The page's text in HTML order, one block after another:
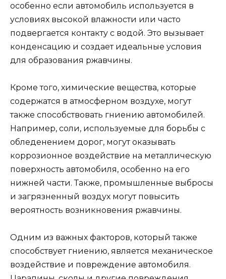
особенно если автомобиль используется в
условиях высокой влажности или часто
подвергается контакту с водой. Это вызывает
конденсацию и создает идеальные условия
для образования ржавчины.
Кроме того, химические вещества, которые
содержатся в атмосферном воздухе, могут
также способствовать гниению автомобилей.
Например, соли, используемые для борьбы с
обледенением дорог, могут оказывать
коррозионное воздействие на металлическую
поверхность автомобиля, особенно на его
нижней части. Также, промышленные выбросы
и загрязненный воздух могут повысить
вероятность возникновения ржавчины.
Одним из важных факторов, который также
способствует гниению, является механическое
воздействие и повреждение автомобиля.